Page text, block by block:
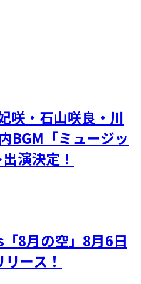
咲・石山咲良・川
BGM「ミュージッ
演決定！
8月の空」8月6日
ース！